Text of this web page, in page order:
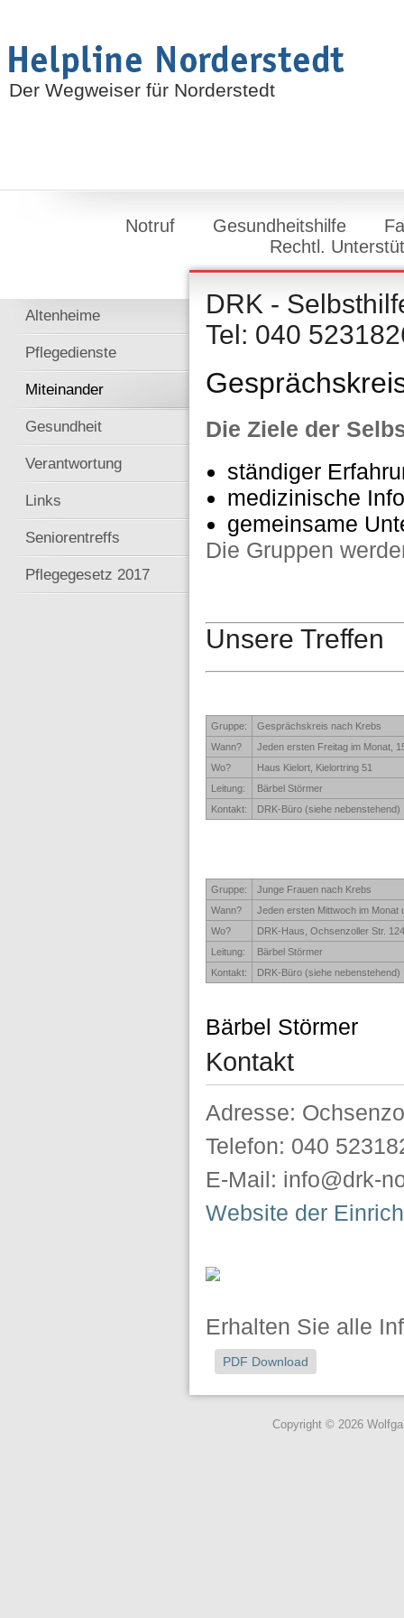
Der Wegweiser für Norderstedt
Notruf Gesundheitshilfe
Rechtl.
Altenheime
Pflegedienste
Miteinander
Gesundheit
Verantwortung
Links
Seniorentreffs
Pflegegesetz 2017
DRK -
Tel: 040
Die Ziele der
ständiger
medizinische
gemeinsame
Die Gruppen
Unsere Treffen
Gruppe:
Gesprächskreis nach Krebs
Wann?
Jeden ersten Freitag im Monat,
Wo?
Haus Kielort, Kielortring 51
Leitung:
Bärbel Störmer
Kontakt:
DRK-Büro (siehe nebenstehend)
Gruppe:
Junge Frauen nach Krebs
Wann?
Jeden ersten Mittwoch im Monat
Wo?
DRK-Haus, Ochsenzoller Str. 124
Leitung:
Bärbel Störmer
Kontakt:
DRK-Büro (siehe nebenstehend)
Bärbel Störmer
Kontakt
Adresse:
Telefon: 040
E-Mail: info@drk-
Website der
Erhalten Sie alle
PDF Download
Copyright © 2026